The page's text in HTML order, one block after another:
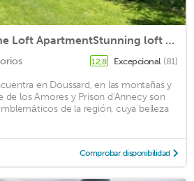
Villa Anne Marie, The Loft ApartmentStunning loft amazing views
12,8 Excepcional (81)
en Doussard, en las montañas y
de los Amores y Prison d'Annecy son
de la región, cuya belleza
Comprobar disponibilidad